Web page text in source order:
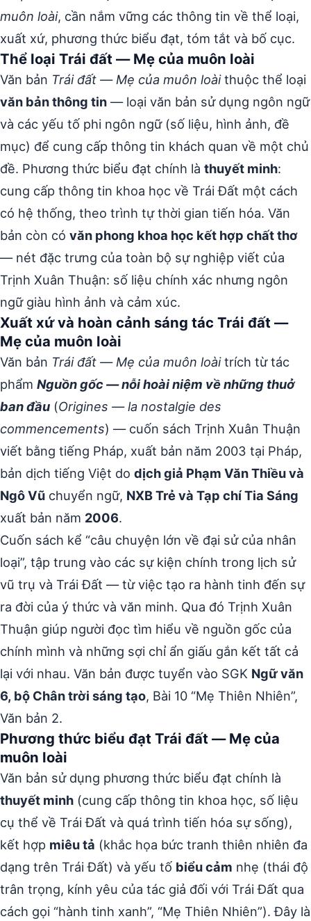
muôn loài, cần nắm vững các thông tin về thể loại,
xuất xứ, phương thức biểu đạt, tóm tắt và bố cục.
Thể loại Trái đất — Mẹ của muôn loài
Văn bản Trái đất — Mẹ của muôn loàithuộc thể loại
văn bản thông tin — loại văn bản sử dụng ngôn ngữ
và các yếu tố phi ngôn ngữ (số liệu, hình ảnh, đề
mục) để cung cấp thông tin khách quan về một chủ
đề. Phương thức biểu đạt chính là thuyết minh:
cung cấp thông tin khoa học về Trái Đất một cách
có hệ thống, theo trình tự thời gian tiến hóa. Văn
bản còn có văn phong khoa học kết hợp chất thơ
— nét đặc trưng của toàn bộ sự nghiệp viết của
Trịnh Xuân Thuận: số liệu chính xác nhưng ngôn
ngữ giàu hình ảnh và cảm xúc.
Xuất xứ và hoàn cảnh sáng tác Trái đất —
Mẹ của muôn loài
Văn bản Trái đất — Mẹ của muôn loàitrích từ tác
phẩm Nguồn gốc — nỗi hoài niệm về những thuở
ban đầu (Origines — la nostalgie des
commencements) — cuốn sách Trịnh Xuân Thuận
viết bằng tiếng Pháp, xuất bản năm 2003 tại Pháp,
bản dịch tiếng Việt do dịch giả Phạm Văn Thiều và
Ngô Vũ chuyển ngữ, NXB Trẻ và Tạp chí Tia Sáng
xuất bản năm 2006.
Cuốn sách kể “câu chuyện lớn về đại sử của nhân
loại”, tập trung vào các sự kiện chính trong lịch sử
vũ trụ và Trái Đất — từ việc tạo ra hành tinh đến sự
ra đời của ý thức và văn minh. Qua đó Trịnh Xuân
Thuận giúp người đọc tìm hiểu về nguồn gốc của
chính mình và những sợi chỉ ẩn giấu gắn kết tất cả
lại với nhau. Văn bản được tuyển vào SGK Ngữ văn
6, bộ Chân trời sáng tạo, Bài 10 “Mẹ Thiên Nhiên”,
Văn bản 2.
Phương thức biểu đạt Trái đất — Mẹ của
muôn loài
Văn bản sử dụng phương thức biểu đạt chính là
thuyết minh (cung cấp thông tin khoa học, số liệu
cụ thể về Trái Đất và quá trình tiến hóa sự sống),
kết hợp miêu tả (khắc họa bức tranh thiên nhiên đa
dạng trên Trái Đất) và yếu tố biểu cảm nhẹ (thái độ
trân trọng, kính yêu của tác giả đối với Trái Đất qua
cách gọi “hành tinh xanh”, “Mẹ Thiên Nhiên”). Đây là